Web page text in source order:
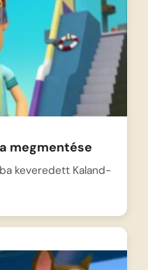
megmentése
keveredett Kaland-